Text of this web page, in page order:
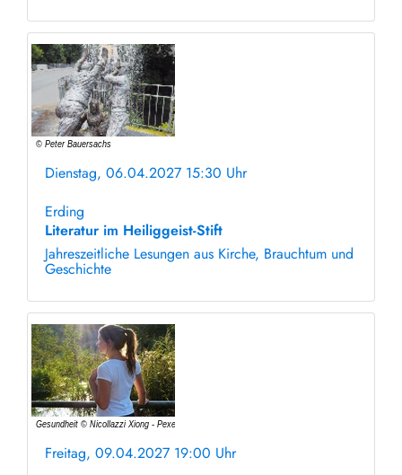
Dienstag, 06.04.2027 15:30 Uhr
Erding
Literatur im Heiliggeist-Stift
Jahreszeitliche Lesungen aus Kirche, Brauchtum und
Geschichte
Freitag, 09.04.2027 19:00 Uhr